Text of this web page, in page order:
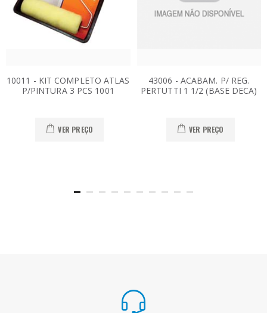
10011 - KIT COMPLETO ATLAS
P/PINTURA 3 PCS 1001
VER PREÇO
43006 - ACABAM. P/ REG.
PERTUTTI 1 1/2 (BASE DECA)
VER PREÇO